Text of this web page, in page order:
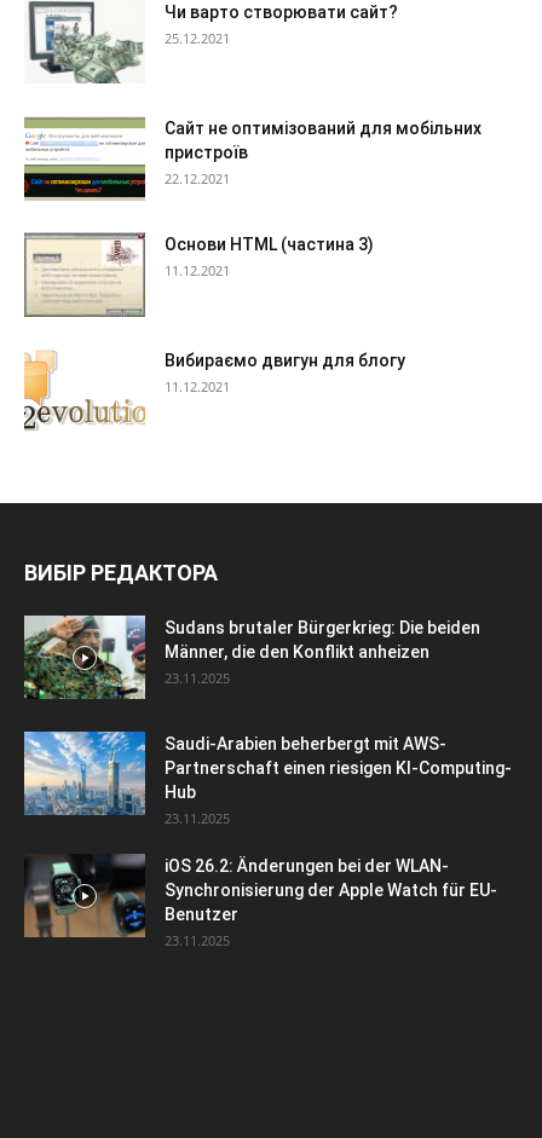
Чи варто створювати сайт?
25.12.2021
Сайт не оптимізований для мобільних
пристроїв
22.12.2021
Основи HTML (частина 3)
11.12.2021
Вибираємо двигун для блогу
11.12.2021
ВИБІР РЕДАКТОРА
Sudans brutaler Bürgerkrieg: Die beiden
Männer, die den Konflikt anheizen
23.11.2025
Saudi-Arabien beherbergt mit AWS-
Partnerschaft einen riesigen KI-Computing-
Hub
23.11.2025
iOS 26.2: Änderungen bei der WLAN-
Synchronisierung der Apple Watch für EU-
Benutzer
23.11.2025